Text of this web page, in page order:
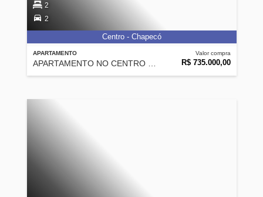
APARTAMENTO Valor compra
R$ 735.000,00
2
2
Centro - Chapecó